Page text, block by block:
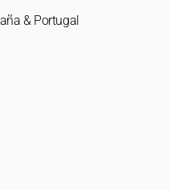
& Portugal